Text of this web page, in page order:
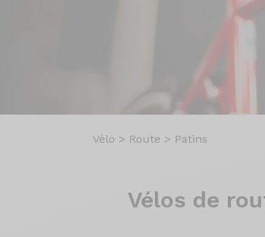
Vélo > Route > Patins
Vélos de